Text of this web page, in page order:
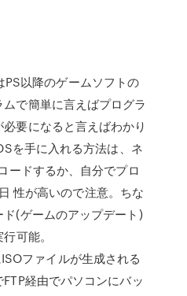
以降のゲームソフトの
で簡単に言えばプログラ
要になると言えばわかり
を手に入れる方法は、ネ
ードするか、自分でプロ
性が高いので注意。ちな
(ゲームのアップデート)
可能。
ファイルが生成される
経由でパソコンにバッ